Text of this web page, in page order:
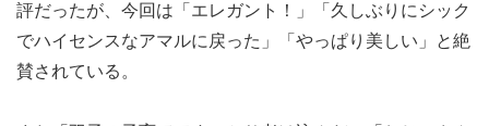
評だったが、今回は「エレガント！」「久しぶりにシック
でハイセンスなアマルに戻った」「やっぱり美しい」と絶
賛されている。